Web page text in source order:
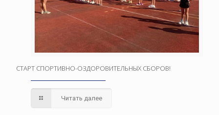
СТАРТ СПОРТИВНО-ОЗДОРОВИТЕЛЬНЫХ СБОРОВ!
Читать далее